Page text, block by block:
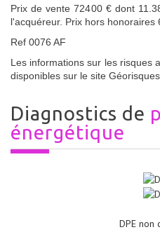
Prix de vente 72400 € dont
l'acquéreur. Prix hors honoraires
Ref 0076 AF
Les informations sur les risques
disponibles sur le site
diagnostics de
énergétique
DPE non